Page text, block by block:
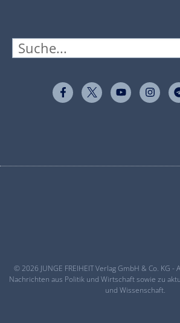
© 2026 JUNGE FREIHEIT Verlag GmbH & Co. KG
Nachrichten aus Politik und Wirtschaft sowie zu
und Wissenschaft.